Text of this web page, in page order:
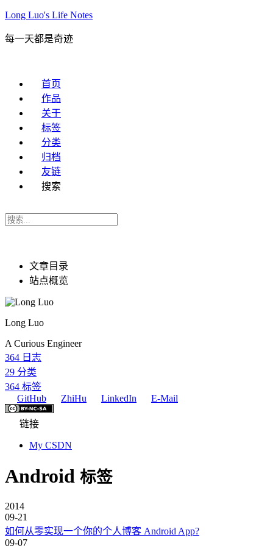
Long Luo's Life Notes
每一天都是奇迹
首页
作品
关于
标签
分类
归档
友链
搜索
文章目录
站点概览
Long Luo
A Curious Engineer
364 日志
29 分类
364 标签
GitHub
ZhiHu LinkedIn E-Mail
链接
My CSDN
Android 标签
2014
09-21
如何从零实现一个你的个人博客 Android App?
09-07